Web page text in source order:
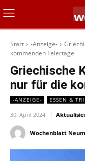
Start -Anzeige-
kommenden Feiertage
Griechische
nur für die
-ANZEIGE- ESSEN &
30. April 2024
Wochenblatt